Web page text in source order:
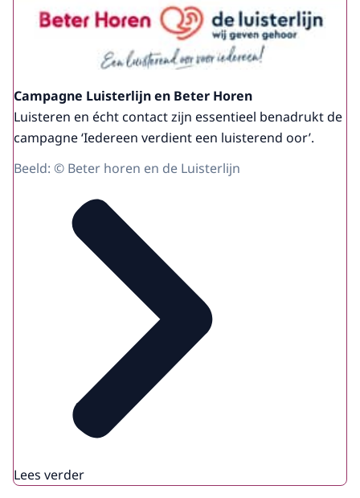
Campagne Luisterlijn en Beter Horen
Luisteren en écht contact zijn essentieel benadrukt de
campagne ‘Iedereen verdient een luisterend oor’.
Beeld: © Beter horen en de Luisterlijn
Lees verder